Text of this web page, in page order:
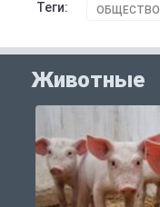
Теги: ОБЩЕСТВО
Животные